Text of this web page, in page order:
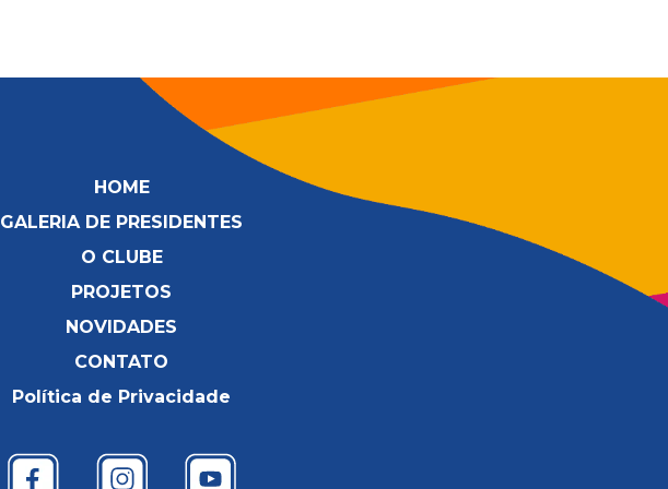
HOME
GALERIA DE PRESIDENTES
O CLUBE
PROJETOS
NOVIDADES
CONTATO
Política de Privacidade